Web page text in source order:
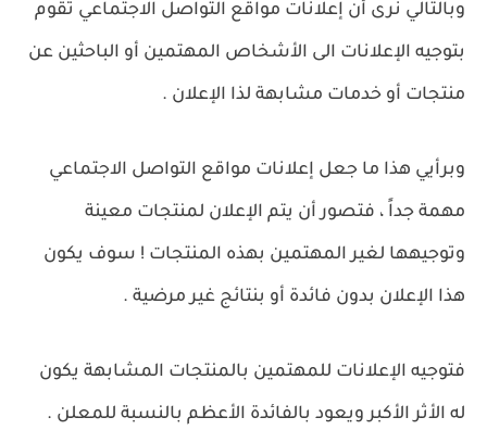
وبالتالي نرى أن إعلانات مواقع التواصل الاجتماعي تقوم
بتوجيه الإعلانات الى الأشخاص المهتمين أو الباحثين عن
منتجات أو خدمات مشابهة لذا الإعلان .
وبرأيي هذا ما جعل إعلانات مواقع التواصل الاجتماعي
مهمة جداً ، فتصور أن يتم الإعلان لمنتجات معينة
وتوجيهها لغير المهتمين بهذه المنتجات ! سوف يكون
هذا الإعلان بدون فائدة أو بنتائج غير مرضية .
فتوجيه الإعلانات للمهتمين بالمنتجات المشابهة يكون
له الأثر الأكبر ويعود بالفائدة الأعظم بالنسبة للمعلن .